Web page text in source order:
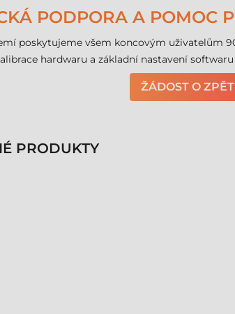
PODPORA A POMOC
poskytujeme všem koncovým uživatelům
hardwaru a základní nastavení
ŽÁDOST O
PRODUKTY